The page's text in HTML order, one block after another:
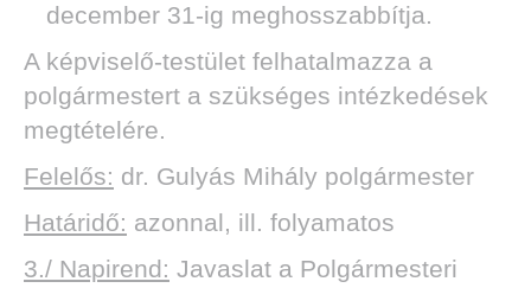
december 31-ig meghosszabbítja.
A képviselő-testület felhatalmazza a
polgármestert a szükséges intézkedések
megtételére.
Felelős: dr. Gulyás Mihály polgármester
Határidő: azonnal, ill. folyamatos
3./ Napirend: Javaslat a Polgármesteri